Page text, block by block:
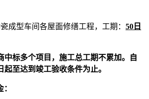
成型车间各屋面修缮工程，工期： 50日
中标多个项目，施工总工期不累加。自
起至达到竣工验收条件为止。